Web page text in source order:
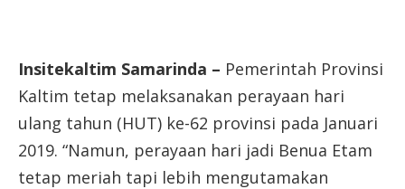
Insitekaltim Samarinda – Pemerintah Provinsi
Kaltim tetap melaksanakan perayaan hari
ulang tahun (HUT) ke-62 provinsi pada Januari
2019. “Namun, perayaan hari jadi Benua Etam
tetap meriah tapi lebih mengutamakan